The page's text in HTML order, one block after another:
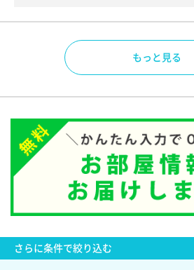
もっと見る
さらに条件で絞り込む